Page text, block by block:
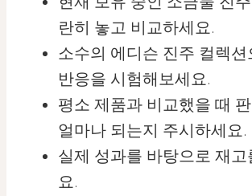
란히 놓고 비교하세요.
소수의 에디슨 진주 컬렉션
반응을 시험해보세요.
평소 제품과 비교했을 때
얼마나 되는지 주시하세요.
실제 성과를 바탕으로 재고
요.